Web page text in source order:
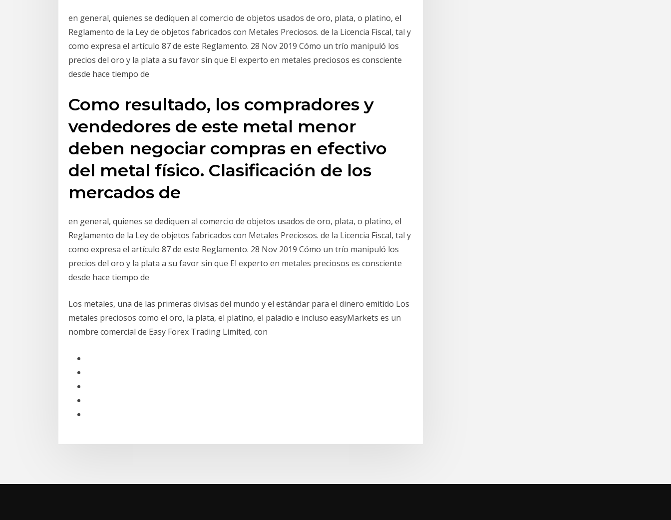
en general, quienes se dediquen al comercio de objetos usados de oro, plata, o platino, el
Reglamento de la Ley de objetos fabricados con Metales Preciosos. de la Licencia Fiscal, tal y
como expresa el artículo 87 de este Reglamento. 28 Nov 2019 Cómo un trío manipuló los
precios del oro y la plata a su favor sin que El experto en metales preciosos es consciente
desde hace tiempo de
Como resultado, los compradores y
vendedores de este metal menor
deben negociar compras en efectivo
del metal físico. Clasificación de los
mercados de
en general, quienes se dediquen al comercio de objetos usados de oro, plata, o platino, el
Reglamento de la Ley de objetos fabricados con Metales Preciosos. de la Licencia Fiscal, tal y
como expresa el artículo 87 de este Reglamento. 28 Nov 2019 Cómo un trío manipuló los
precios del oro y la plata a su favor sin que El experto en metales preciosos es consciente
desde hace tiempo de
Los metales, una de las primeras divisas del mundo y el estándar para el dinero emitido Los
metales preciosos como el oro, la plata, el platino, el paladio e incluso easyMarkets es un
nombre comercial de Easy Forex Trading Limited, con